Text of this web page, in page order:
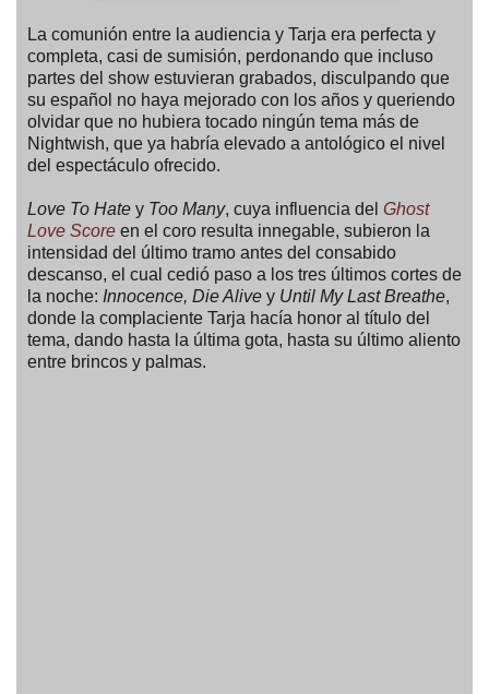
La comunión entre la audiencia y Tarja era perfecta y
completa, casi de sumisión, perdonando que incluso
partes del show estuvieran grabados, disculpando que
su español no haya mejorado con los años y queriendo
olvidar que no hubiera tocado ningún tema más de
Nightwish, que ya habría elevado a antológico el nivel
del espectáculo ofrecido.
Love To Hate y Too Many, cuya influencia del Ghost
Love Score en el coro resulta innegable, subieron la
intensidad del último tramo antes del consabido
descanso, el cual cedió paso a los tres últimos cortes de
la noche: Innocence, Die Alive y Until My Last Breathe,
donde la complaciente Tarja hacía honor al título del
tema, dando hasta la última gota, hasta su último aliento
entre brincos y palmas.